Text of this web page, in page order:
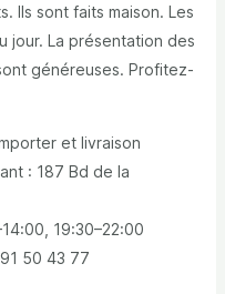
Ils sont faits maison. Les
jour. La présentation des
généreuses. Profitez-
et livraison
: 187 Bd de la
19:30–22:00
50 43 77